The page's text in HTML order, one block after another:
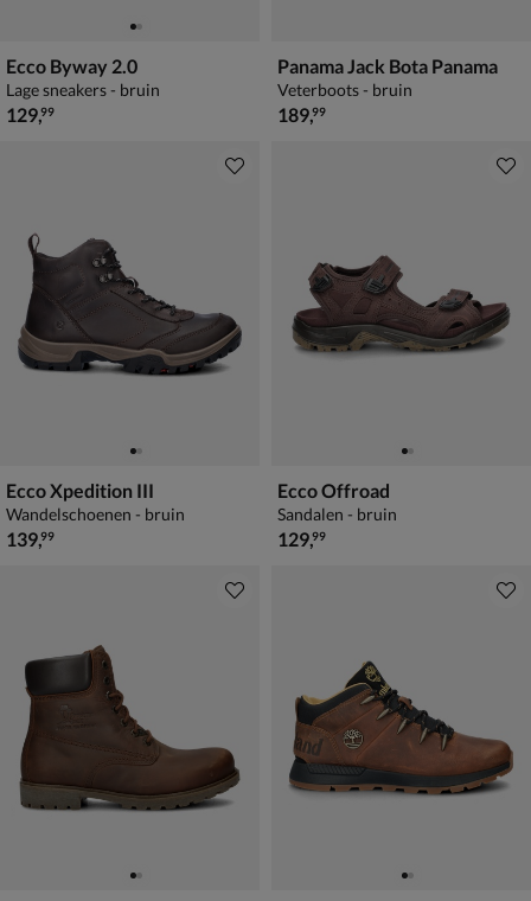
Ecco Byway 2.0
Lage sneakers - bruin
€ 129,99
129,99
Panama Jack Bota Panama
Veterboots - bruin
€ 189,99
189,99
Ecco Xpedition III
Wandelschoenen - bruin
€ 139,99
139,99
Ecco Offroad
Sandalen - bruin
€ 129,99
129,99